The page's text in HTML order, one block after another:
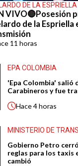
DE LA ESPRIELLA
VIVO🔴Posesión
de la Espriella
11 horas
EPA COLOMBIA
'Epa Colombia' salió
Carabineros y fue
Hace4 horas
MINISTERIO DE
Gobierno Petro
reglas para los taxis
cambió